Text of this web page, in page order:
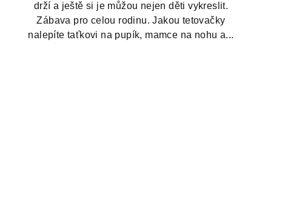
drží a ještě si je můžou nejen děti vykreslit.
Zábava pro celou rodinu. Jakou tetovačky
nalepíte taťkovi na pupík, mamce na nohu a...